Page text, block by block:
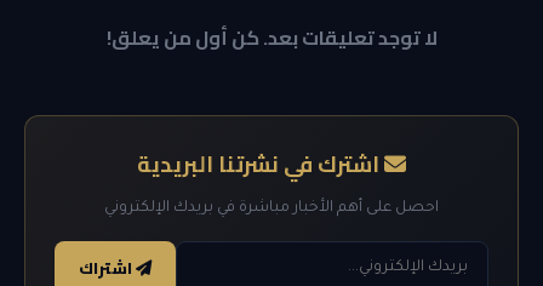
لا توجد تعليقات بعد. كن أول من يعلق!
اشترك في نشرتنا البريدية
احصل على أهم الأخبار مباشرة في بريدك الإلكتروني
اشتراك